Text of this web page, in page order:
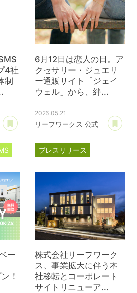
4社
制
あとで読む
6月12日は恋人の日。ア
クセサリー・ジュエリ
ー通販サイト「ジェイ
ウェル」から、絆...
2026.05.21
リーフワークス 公式
プレスリリース
ー
！
株式会社リーフワーク
ス、事業拡大に伴う本
社移転とコーポレート
サイトリニューア...